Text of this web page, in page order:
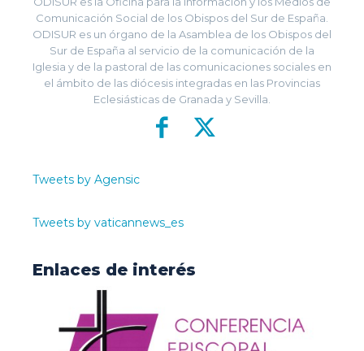
Comunicación Social de los Obispos del Sur de España.
ODISUR es un órgano de la Asamblea de los Obispos del
Sur de España al servicio de la comunicación de la
Iglesia y de la pastoral de las comunicaciones sociales en
el ámbito de las diócesis integradas en las Provincias
Eclesiásticas de Granada y Sevilla.
Tweets by Agensic
Tweets by vaticannews_es
Enlaces de interés